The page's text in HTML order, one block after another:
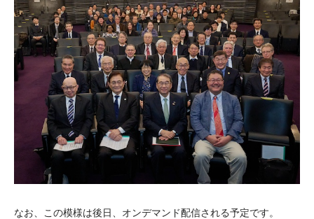
なお、この模様は後日、オンデマンド配信される予定です。